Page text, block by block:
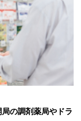
局の調剤薬局やドラ